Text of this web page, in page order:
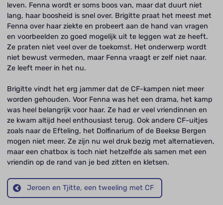
leven. Fenna wordt er soms boos van, maar dat duurt niet
lang, haar boosheid is snel over. Brigitte praat het meest met
Fenna over haar ziekte en probeert aan de hand van vragen
en voorbeelden zo goed mogelijk uit te leggen wat ze heeft.
Ze praten niet veel over de toekomst. Het onderwerp wordt
niet bewust vermeden, maar Fenna vraagt er zelf niet naar.
Ze leeft meer in het nu.
Brigitte vindt het erg jammer dat de CF-kampen niet meer
worden gehouden. Voor Fenna was het een drama, het kamp
was heel belangrijk voor haar. Ze had er veel vriendinnen en
ze kwam altijd heel enthousiast terug. Ook andere CF-uitjes
zoals naar de Efteling, het Dolfinarium of de Beekse Bergen
mogen niet meer. Ze zijn nu wel druk bezig met alternatieven,
maar een chatbox is toch niet hetzelfde als samen met een
vriendin op de rand van je bed zitten en kletsen.
Jeroen en Tjitte, een tweeling met CF